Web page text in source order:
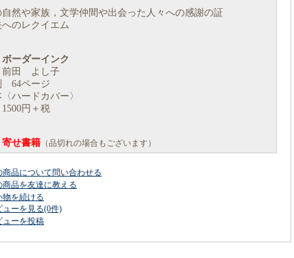
自然や家族，文学仲間や出会った人々への感謝の証
のレクイエム
ボーダーインク
田 よし子
64ページ
ハードカバー〉
円＋税
寄せ書籍 （品切れの場合もございます）
商品について問い合わせる
商品を友達に教える
物を続ける
ューを見る(0件)
ューを投稿